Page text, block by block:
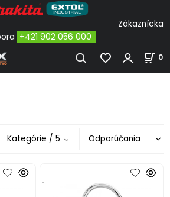
+421 902 056 000
0
Kategórie / 5
.